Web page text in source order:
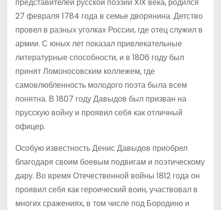
27 февраля 1784 года в семье дворянина. Детство
провел в разных уголках России, где отец служил в
армии. С юных лет показал привлекательные
литературные способности, и в 1806 году был
принят Ломоносовским коллежем, где
самовлюбленность молодого поэта была всем
понятна. В 1807 году Давыдов был призван на
прусскую войну и проявил себя как отличный
офицер.
Особую известность Денис Давыдов приобрел
благодаря своим боевым подвигам и поэтическому
дару. Во время Отечественной войны 1812 года он
проявил себя как героический воин, участвовал в
многих сражениях, в том числе под Бородино и